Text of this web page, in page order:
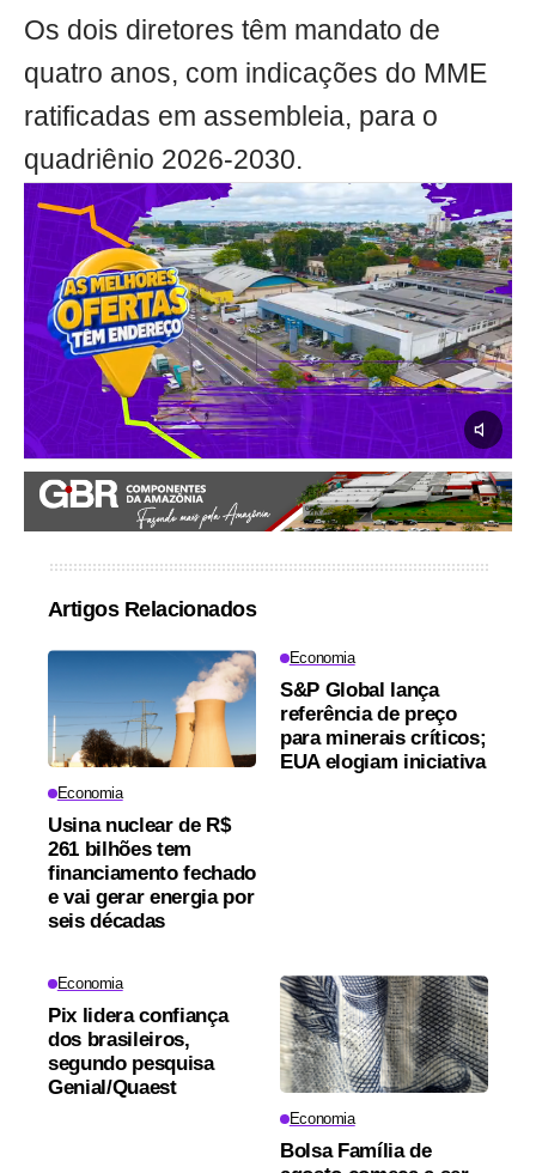
Os dois diretores têm mandato de
quatro anos, com indicações do MME
ratificadas em assembleia, para o
quadriênio 2026-2030.
Artigos Relacionados
Economia
Usina nuclear de R$
261 bilhões tem
financiamento fechado
e vai gerar energia por
seis décadas
Economia
S&P Global lança
referência de preço
para minerais críticos;
EUA elogiam iniciativa
Economia
Pix lidera confiança
dos brasileiros,
segundo pesquisa
Genial/Quaest
Economia
Bolsa Família de